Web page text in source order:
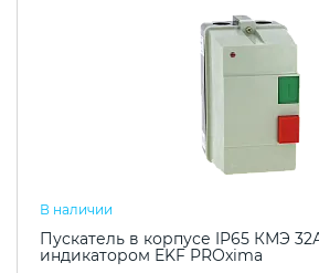
В наличии
Пускатель в корпусе IP65 КМЭ
индикатором EKF PROxima